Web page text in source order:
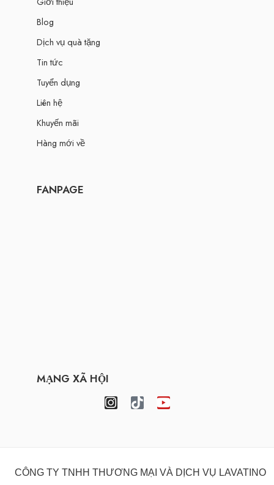
Blog
Dịch vụ quà tặng
Tin tức
Tuyển dụng
Liên hệ
Khuyến mãi
Hàng mới về
FANPAGE
MẠNG XÃ HỘI
CÔNG TY TNHH THƯƠNG MẠI VÀ DỊCH VỤ LAVATINO